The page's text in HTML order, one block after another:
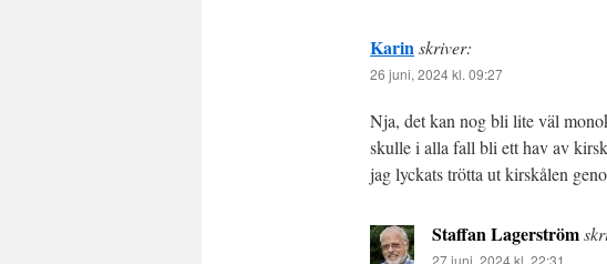
Karinskriver:
26 juni, 2024 kl. 09:27
Nja, det kan nog bli lite väl
skulle i alla fall bli ett hav av
jag lyckats trötta ut kirskålen
Staffan Lagerström
27 juni, 2024 kl. 22:31